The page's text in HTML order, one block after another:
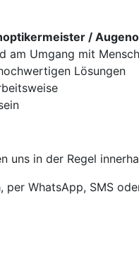
/
am Umgang mit
Lösungen
uns in der Regel
WhatsApp, SMS